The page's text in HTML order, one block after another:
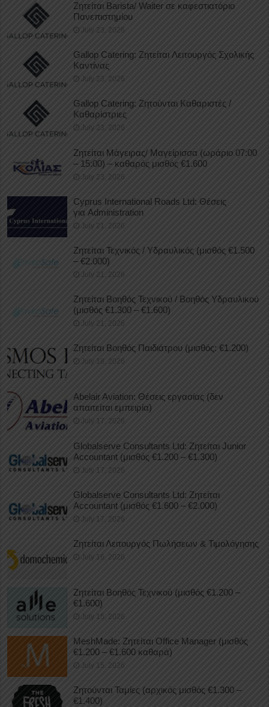
Ζητείται Barista/ Waiter σε καφεστιατόριο
Πανεπιστημίου
July 23, 2026
Gallop Catering: Ζητείται Λειτουργός Σχολικής
Καντίνας
July 23, 2026
Gallop Catering: Ζητούνται Καθαριστές /
Καθαρίστριες
July 23, 2026
Ζητείται Μάγειρας/ Μαγείρισσα (ωράριο 07:00
– 15:00) – καθαρός μισθός €1.600
July 23, 2026
Cyprus International Roads Ltd: Θέσεις
για Administration
July 21, 2026
Ζητείται Τεχνικός / Υδραυλικός (μισθός €1.500
– €2.000)
July 21, 2026
Ζητείται Βοηθός Τεχνικού / Βοηθός Υδραυλικού
(μισθός €1.300 – €1.600)
July 21, 2026
Ζητείται Βοηθός Παιδιάτρου (μισθός: €1.200)
July 18, 2026
Abelair Aviation: Θέσεις εργασίας (δεν
απαιτείται εμπειρία)
July 17, 2026
Globalserve Consultants Ltd: Ζητείται Junior
Accountant (μισθός €1.200 – €1.300)
July 17, 2026
Globalserve Consultants Ltd: Ζητείται
Accountant (μισθός €1.600 – €2.000)
July 17, 2026
Ζητείται Λειτουργός Πωλήσεων & Τιμολόγησης
July 16, 2026
Ζητείται Βοηθός Τεχνικού (μισθός €1.200 –
€1.600)
July 15, 2026
MeshMade: Ζητείται Office Manager (μισθός
€1.200 – €1.600 καθαρά)
July 15, 2026
Ζητούνται Ταμίες (αρχικός μισθός €1.300 –
€1.400)